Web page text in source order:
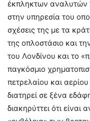
έκπληκτων αναλυτών
στην υπηρεσία του
σχέσεις της με τα
της οπλοστάσιο και
του Λονδίνου και το
παγκόσμιο
πετρελαίου και αερίου
διατηρεί σε ξένα
διακηρύττει ότι